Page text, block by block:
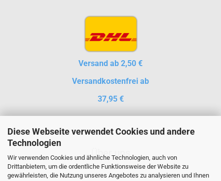
Diese Webseite verwendet Cookies und andere
Technologien
Wir verwenden Cookies und ähnliche Technologien, auch von
Drittanbietern, um die ordentliche Funktionsweise der Website zu
gewährleisten, die Nutzung unseres Angebotes zu analysieren und Ihnen
Versand ab 2,50 €
Versandkostenfrei ab
37,95 €
Über uns